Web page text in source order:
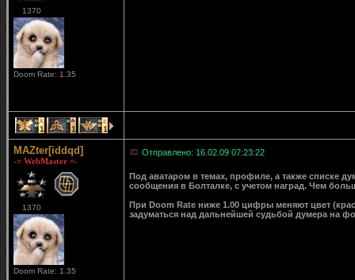
1370
Doom Rate: 1.35
1 1 1
MAZter[iddqd]
-= WebMaster =-
1370
Doom Rate: 1.35
Отправлено: 16.02.09 07:23:22
Под аватаром в темах, профиле, а также списке
сообщения в Болталке, с учетом наград. Чем
При Doom Rate ниже 1.00 цифры меняют цвет
задуматься над дальнейшей судьбой думера на